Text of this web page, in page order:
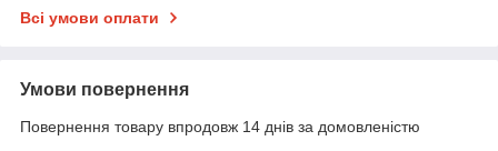
Всі умови оплати
Умови повернення
Повернення товару впродовж 14 днів за домовленістю